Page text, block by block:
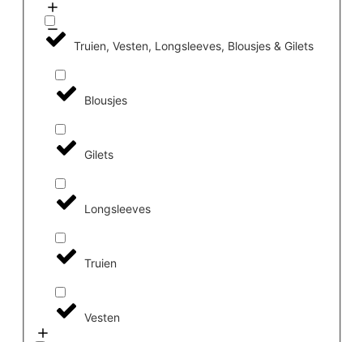
Truien, Vesten, Longsleeves, Blousjes & Gilets
Blousjes
Gilets
Longsleeves
Truien
Vesten